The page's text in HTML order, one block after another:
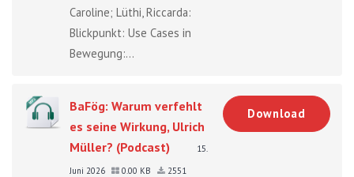
Caroline; Lüthi, Riccarda:
Blickpunkt: Use Cases in
Bewegung:...
BaFög: Warum verfehlt
es seine Wirkung, Ulrich
Müller? (Podcast)
15.
Juni 2026
0.00 KB
2551
Download